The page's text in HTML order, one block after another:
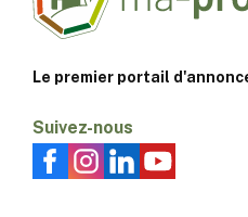
Le premier portail
Suivez-nous